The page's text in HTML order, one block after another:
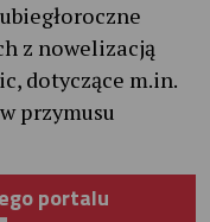
z nowelizacją
dotyczące m.in.
przymusu
portalu